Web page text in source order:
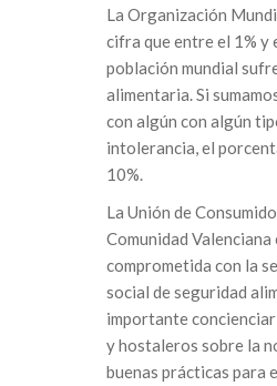
La Organización
cifra que entre el 1% y
población mundial
alimentaria. Si
con algún con algún
intolerancia, el
10%.
La Unión de
Comunidad Valenciana
comprometida con la
social de seguridad
importante
y hostaleros sobre la
buenas prácticas para